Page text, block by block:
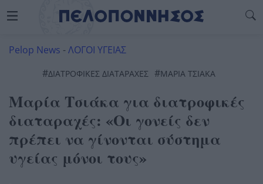
Pelop News -ΛΟΓΟΙ ΥΓΕΙΑΣ
#ΔΙΑΤΡΟΦΙΚΈΣ ΔΙΑΤΑΡΑΧΈΣ #ΜΑΡΙΑ ΤΣΙΑΚΑ
Μαρία Τσιάκα για διατροφικές
διαταραχές: «Οι γονείς δεν
πρέπει να γίνονται σύστημα
υγείας μόνοι τους»